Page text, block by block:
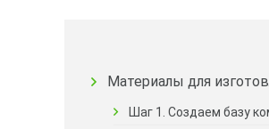
Материалы для
Шаг 1. Создаем базу